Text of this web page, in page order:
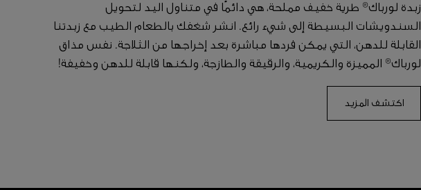
زبدة لورباك® طرية خفيف مملحة، هي دائمًا في متناول اليد لتحويل
السندويشات البسيطة إلى شيء رائع. انشر شغفك بالطعام الطيب مع زبدتنا
القابلة للدهن، التي يمكن فردها مباشرة بعد إخراجها من الثلاجة. نفس مذاق
لورباك® المميزة والكريمية، والرقيقة والطازجة، ولكنها قابلة للدهن وخفيفة!
اكتشف المزيد